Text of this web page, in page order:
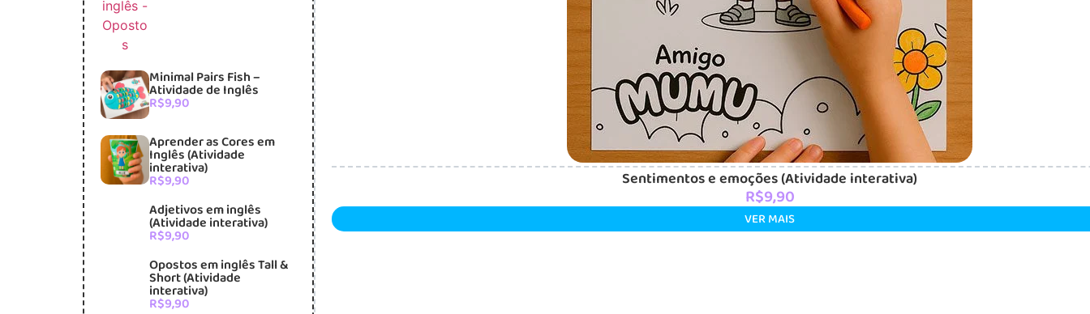
Minimal Pairs Fish –
Atividade de Inglês
R$9,90
Aprender as Cores em
Inglês (Atividade
interativa)
R$9,90
Adjetivos em inglês
(Atividade interativa)
R$9,90
Opostos em inglês Tall &
Short (Atividade
interativa)
R$9,90
Sentimentos e emoções (Atividade interativa)
R$9,90
VER MAIS